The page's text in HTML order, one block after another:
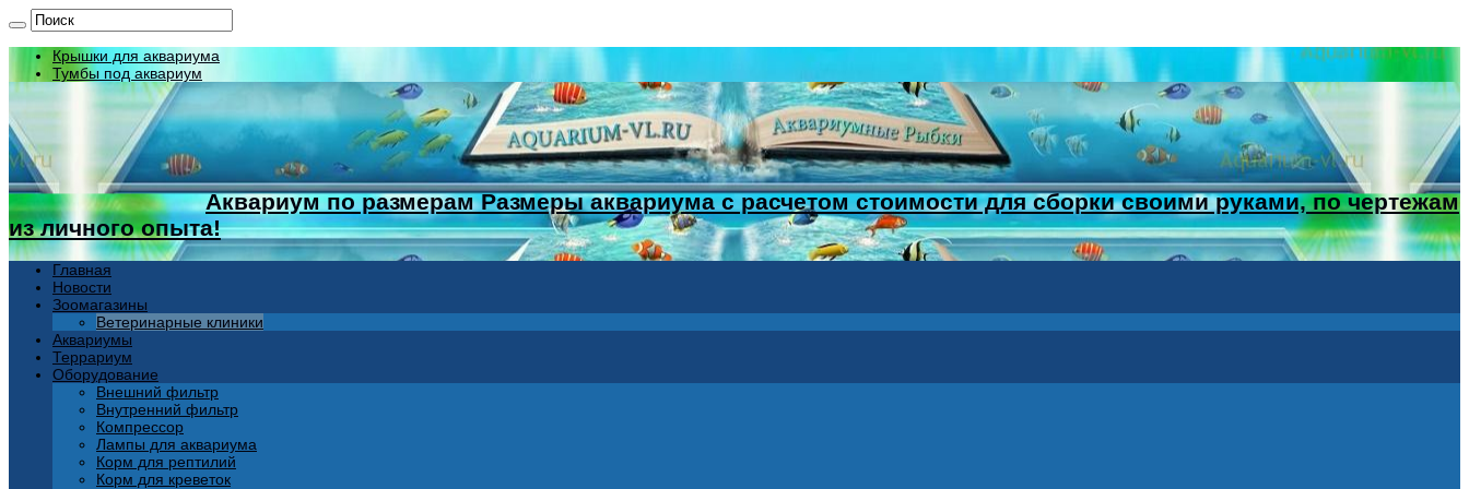
Крышки для аквариума
Тумбы под аквариум
Аквариум по размерам Размеры аквариума с расчетом стоимости для сборки своими руками, по чертежам
из личного опыта!
Главная
Новости
Зоомагазины
Ветеринарные клиники
Аквариумы
Террариум
Оборудование
Внешний фильтр
Внутренний фильтр
Компрессор
Лампы для аквариума
Корм для рептилий
Корм для креветок